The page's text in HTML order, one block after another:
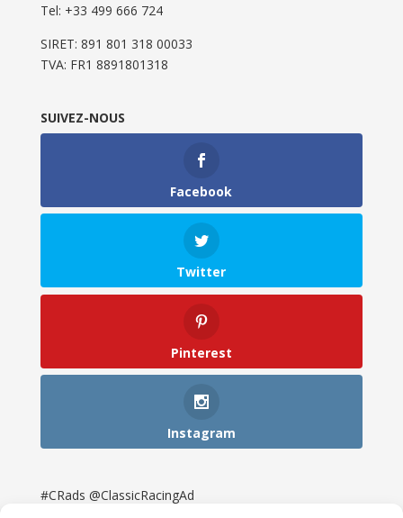
Tel: ‭+33 499 666 724‬
SIRET: 891 801 318 00033
TVA: FR1 8891801318
SUIVEZ-NOUS
Facebook
Twitter
Pinterest
Instagram
#CRads @ClassicRacingAd